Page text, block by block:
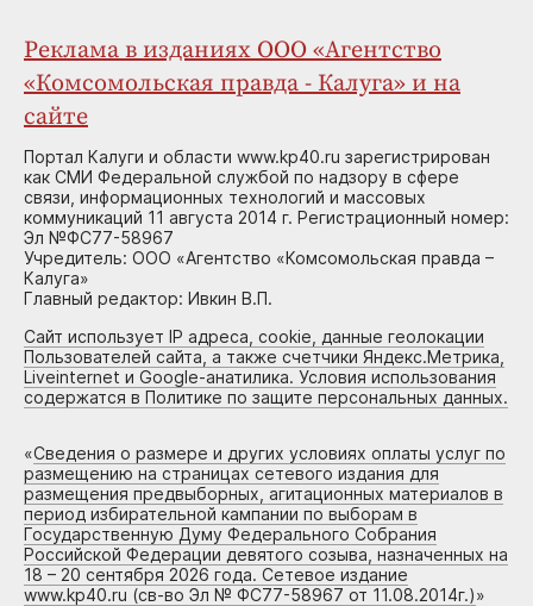
Реклама в изданиях ООО «Агентство
«Комсомольская правда - Калуга» и на
сайте
Портал Калуги и области www.kp40.ru зарегистрирован
как СМИ Федеральной службой по надзору в сфере
связи, информационных технологий и массовых
коммуникаций 11 августа 2014 г. Регистрационный номер:
Эл №ФС77-58967
Учредитель: ООО «Агентство «Комсомольская правда –
Калуга»
Главный редактор: Ивкин В.П.
Сайт использует IP адреса, cookie, данные геолокации
Пользователей сайта, а также счетчики Яндекс.Метрика,
Liveinternet и Google-анатилика. Условия использования
содержатся в Политике по защите персональных данных.
«Сведения о размере и других условиях оплаты услуг по
размещению на страницах сетевого издания для
размещения предвыборных, агитационных материалов в
период избирательной кампании по выборам в
Государственную Думу Федерального Собрания
Российской Федерации девятого созыва, назначенных на
18 – 20 сентября 2026 года. Сетевое издание
www.kp40.ru (св-во Эл № ФС77-58967 от 11.08.2014г.)»